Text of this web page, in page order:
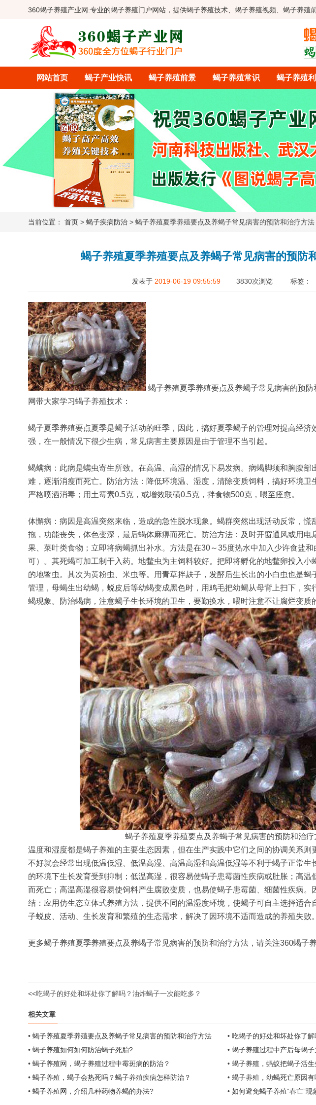
360蝎子养殖产业网:专业的蝎子养殖门户网站，提供蝎子养殖技术、蝎子养殖视频、蝎子养殖
网站首页 蝎子产业快讯 蝎子养殖前景 蝎子养殖常识 蝎子养殖
当前位置： 首页 > 蝎子疾病防治 > 蝎子养殖夏季养殖要点及养蝎子常见病害的预防和治疗方法
蝎子养殖夏季养殖要点及养蝎子常见病害的预防
发表于 2019-06-19 09:55:59 3830次浏览 标签：
蝎子养殖夏季养殖要点及养蝎子常见病害的预
网带大家学习蝎子养殖技术：
蝎子夏季养殖要点夏季是蝎子活动的旺季，因此，搞好夏季蝎子的管理对提高经济
强，在一般情况下很少生病，常见病害主要原因是由于管理不当引起。
蝎螨病：此病是螨虫寄生所致。在高温、高湿的情况下易发病。病蝎脚须和胸腹部
难，逐渐消瘦而死亡。防治方法：降低环境温、湿度，清除变质饲料，搞好环境卫
严格喷洒消毒；用土霉素0.5克，或增效联磺0.5克，拌食物500克，喂至痊愈。
体懈病：病因是高温突然来临，造成的急性脱水现象。蝎群突然出现活动反常，慌
拖，功能丧失，体色变深，最后蝎体麻痹而死亡。防治方法：及时开窗通风或用电
果、菜叶类食物；立即将病蝎抓出补水。方法是在30～35度热水中加入少许食盐
可）。其死蝎可加工制干入药。地鳖虫为主饲料较好。把即将孵化的地鳖卵投入小
的地鳖虫。其次为黄粉虫、米虫等。用青草拌麸子，发酵后生长出的小白虫也是蝎
管理，母蝎生出幼蝎，蜕皮后等幼蝎变成黑色时，用鸡毛把幼蝎从母背上扫下，实
蝎现象。防治蝎病，注意蝎子生长环境的卫生，要勤换水，喂时注意不让腐烂变质
蝎子养殖夏季养殖要点及养蝎子常见病害的预防和治疗
温度和湿度都是蝎子养殖的主要生态因素，但在生产实践中它们之间的协调关系则
不好就会经常出现低温低湿、低温高湿、高温高湿和高温低湿等不利于蝎子正常生
的环境下生长发育受到抑制；低温高湿，很容易使蝎子患霉菌性疾病或肚胀；高温
而死亡；高温高湿很容易使饲料产生腐败变质，也易使蝎子患霉菌、细菌性疾病。
结：应用仿生态立体式养殖方法，提供不同的温湿度环境，使蝎子可自主选择适合
子蜕皮、活动、生长发育和繁殖的生态需求，解决了因环境不适而造成的养殖失败。
更多蝎子养殖夏季养殖要点及养蝎子常见病害的预防和治疗方法，请关注360蝎子
<<吃蝎子的好处和坏处你了解吗？油炸蝎子一次能吃多？
相关文章
• 蝎子养殖夏季养殖要点及养蝎子常见病害的预防和治疗方法 • 吃蝎子的好处和坏处你了
• 蝎子养殖如何如何防治蝎子死胎? • 蝎子养殖过程中产后母蝎子
• 蝎子养殖网，蝎子养殖过程中霉斑病的防治？ • 蝎子养殖，蚂蚁把蝎子活生
• 蝎子养殖，蝎子会热死吗？蝎子养殖疾病怎样防治？ • 蝎子养殖，幼蝎死亡原因
• 蝎子养殖网，介绍几种药物养蝎的办法? • 如何避免蝎子养殖“春亡”现